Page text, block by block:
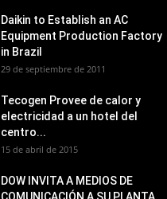
Daikin to Establish an AC
Equipment Production Factory
in Brazil
29 de septiembre de 2011
Tecogen Provee de calor y
electricidad a un hotel del
centro...
15 de abril de 2015
DOW INVITA A MEDIOS DE